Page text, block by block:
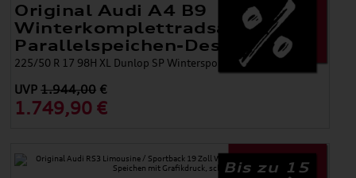
Original Audi A4 B9
Winterkomplettradsatz 5-
Parallelspeichen-Design
225/50 R 17 98H XL Dunlop SP Wintersport 4D AO, 7 J x 17
UVP1.944,00 €
1.749,90 €
Bis zu 15